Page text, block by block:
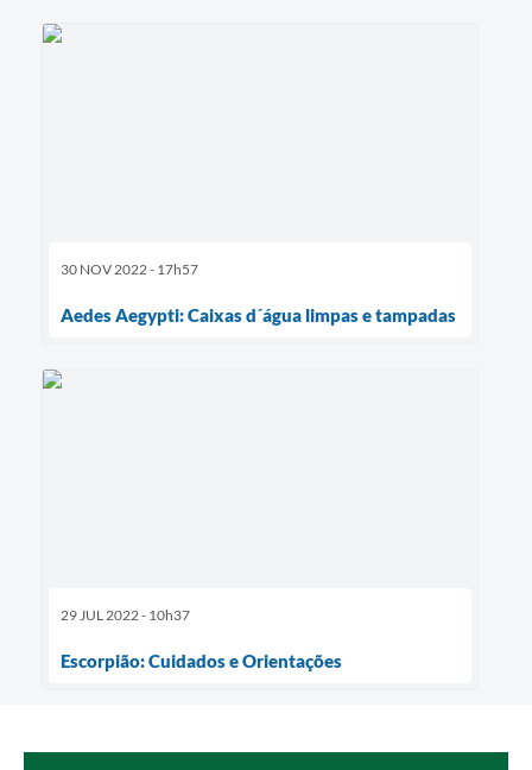
30 NOV 2022 - 17h57
Aedes Aegypti: Caixas d´água limpas e tampadas
29 JUL 2022 - 10h37
Escorpião: Cuidados e Orientações